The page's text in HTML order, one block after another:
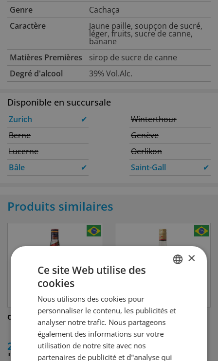
Genre
Cachaça
Caractère
Jaune paille, soupçon de sucré,
léger, fruits, sucre de canne,
banane
Matières Premières
sirop de sucre de canne
Degré d'alcool
39% Vol.Alc.
Disponible en succursale
Zurich
✔
Berne
Lucerne
Bâle
✔
Winterthour
Genève
Oerlikon
Saint-Gall
✔
Produits similaires
Cachaça PITÚ F70
29.50
incl. TVA
Cachaça 51
31.50
incl. TVA
×
Ce site Web utilise des
cookies
Nous utilisons des cookies pour
personnaliser le contenu, les publicités et
analyser notre trafic. Nous partageons
également des informations sur votre
utilisation de notre site avec nos
partenaires de publicité et d"analyse qui